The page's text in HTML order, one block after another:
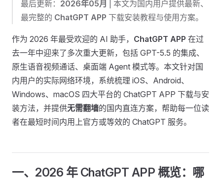
最后更新： 2026年05月
| 本文为国内用户提供最新、
最完整的 ChatGPT APP 下载安装教程与使用方案。
作为 2026 年最受欢迎的 AI 助手， ChatGPT APP 在过
去一年中迎来了多次重大更新，包括 GPT-5.5 的集成、
原生语音视频通话、桌面端 Agent 模式等。本文针对国
内用户的实际网络环境，系统梳理 iOS、Android、
Windows、macOS 四大平台的 ChatGPT APP 下载与安
装方法，并提供无需翻墙的国内直连方案，帮助每一位读
者在最短时间内用上官方或等效的 ChatGPT 服务。
一、2026 年 ChatGPT APP 概览：哪